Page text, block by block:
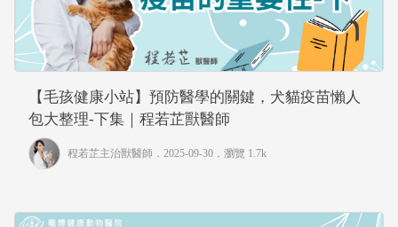
【毛孩健康小站】預防醫學的關鍵，犬貓疫苗懶人
包大整理-下集｜程若芷獸醫師
程若芷主治獸醫師 ．2025-09-30． 瀏覽 1.7k